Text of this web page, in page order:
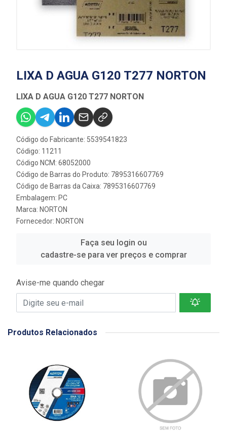
LIXA D AGUA G120 T277 NORTON
LIXA D AGUA G120 T277 NORTON
Código do Fabricante: 5539541823
Código: 11211
Código NCM: 68052000
Código de Barras do Produto: 7895316607769
Código de Barras da Caixa: 7895316607769
Embalagem: PC
Marca: NORTON
Fornecedor: NORTON
Faça seu login ou
cadastre-se para ver preços e comprar
Avise-me quando chegar
Produtos Relacionados